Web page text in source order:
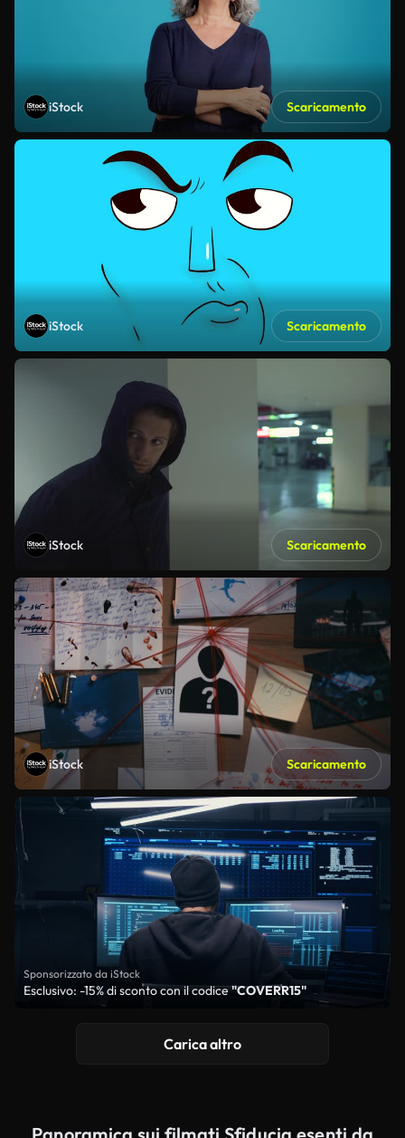
iStock Scaricamento
iStock Scaricamento
iStock Scaricamento
iStock Scaricamento
Sponsorizzato da iStock
Esclusivo: -15% di sconto con il codice"COVERR15"
Carica altro